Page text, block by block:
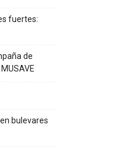
fuertes:
de
bulevares